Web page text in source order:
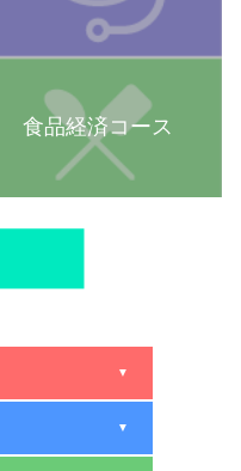
食品経済コース
▼
▼